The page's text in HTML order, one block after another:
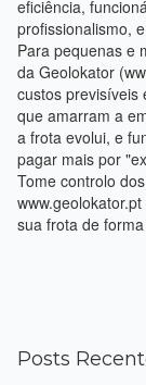
eficiência,
profissionalismo,
Para pequenas e
da Geolokator
custos previsíveis
que amarram a
a frota evolui, e
pagar mais por
Tome controlo
sua frota de
Posts